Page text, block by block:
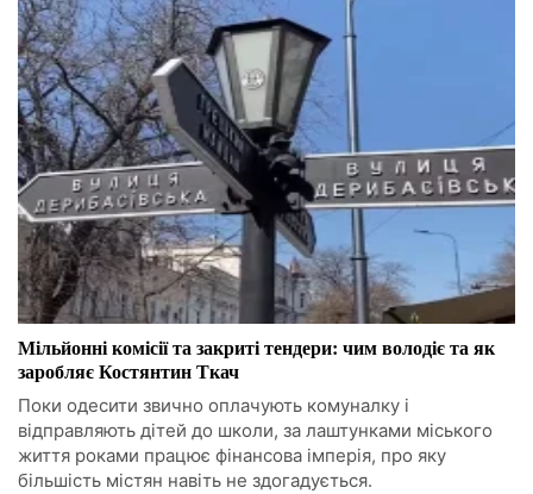
Мільйонні комісії та закриті тендери: чим володіє та як
заробляє Костянтин Ткач
Поки одесити звично оплачують комуналку і
відправляють дітей до школи, за лаштунками міського
життя роками працює фінансова імперія, про яку
більшість містян навіть не здогадується.